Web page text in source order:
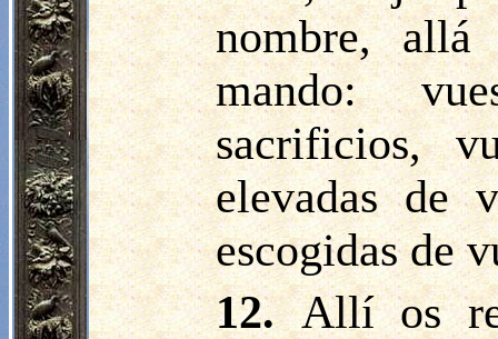
nombre,
mando:
sacrificios,
elevadas de
escogidas de
12.Allí os